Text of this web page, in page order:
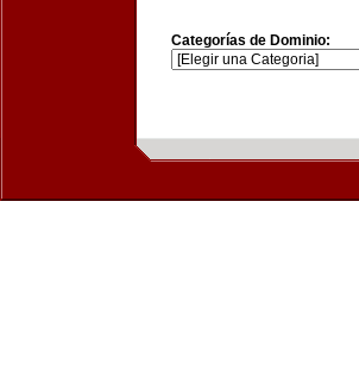
Categorías de Dominio: